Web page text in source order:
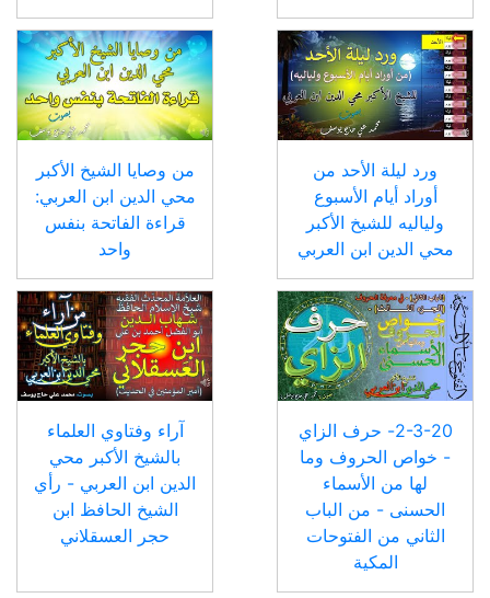
ورد ليلة الأحد من
أوراد أيام الأسبوع
ولياليه للشيخ الأكبر
محي الدين ابن العربي
من وصايا الشيخ الأكبر
محي الدين ابن العربي:
قراءة الفاتحة بنفس
واحد
2-3-20- حرف الزاي
- خواص الحروف وما
لها من الأسماء
الحسنى - من الباب
الثاني من الفتوحات
المكية
آراء وفتاوي العلماء
بالشيخ الأكبر محي
الدين ابن العربي - رأي
الشيخ الحافظ ابن
حجر العسقلاني